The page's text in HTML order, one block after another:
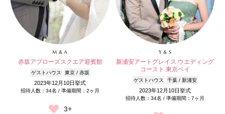
M & A
赤坂アプローズスクエア迎賓館
ゲストハウス 東京 / 赤坂
2023年12月10日挙式
招待人数：34名 / 準備期間：2ヶ月
3+
Y & S
新浦安アートグレイス ウエディング
コースト 東京ベイ
ゲストハウス 千葉 / 新浦安
2023年12月10日挙式
招待人数：34名 / 準備期間：7ヶ月